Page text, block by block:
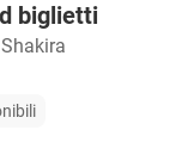
biglietti